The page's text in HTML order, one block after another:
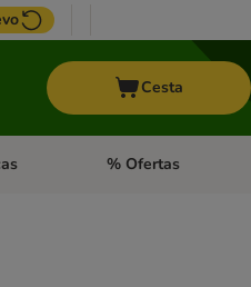
Cesta
abierto: Otros animales
Menú de categoria
% Ofertas